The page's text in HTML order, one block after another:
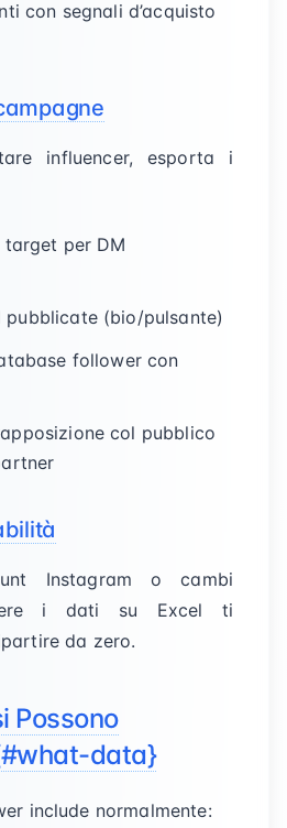
con segnali d’acquisto
influencer, esporta i
per DM
pubblicate (bio/pulsante)
follower con
col pubblico
Instagram o cambi
i dati su Excel ti
da zero.
Possono
data}
include normalmente: